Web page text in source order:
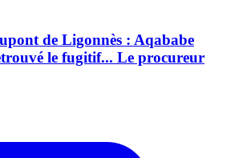
de Ligonnès : Aqababe
le fugitif... Le procureur